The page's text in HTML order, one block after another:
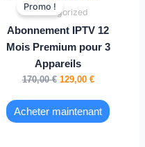
Promo !
Uncategorized
Abonnement IPTV 12
Mois Premium pour 3
Appareils
170,00€
initial
était :
170,00 €.
129,00 €
est :
129,00 €.
Acheter maintenant